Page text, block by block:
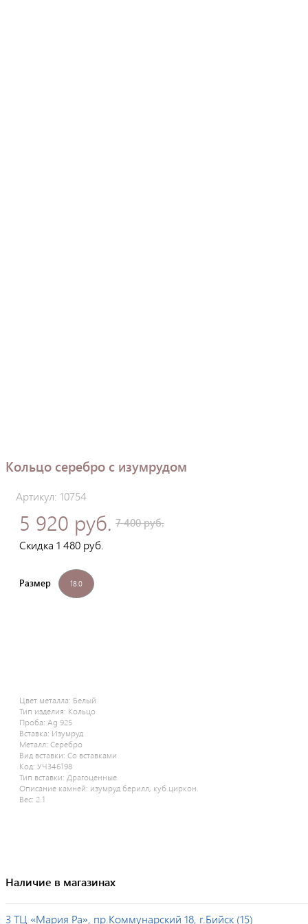
Кольцо серебро с изумрудом
Артикул: 10754
5 920 руб. 7 400 руб.
Скидка 1 480 руб.
Размер 18.0
Цвет металла: Белый
Тип изделия: Кольцо
Проба: Ag 925
Вставка: Изумруд
Металл: Серебро
Вид вставки: Со вставками
Код: УЧ346198
Тип вставки: Драгоценные
Описание камней: изумруд берилл, куб.циркон.
Вес: 2.1
Наличие в магазинах
3 ТЦ «Мария Ра», пр.Коммунарский 18, г.Бийск (15)